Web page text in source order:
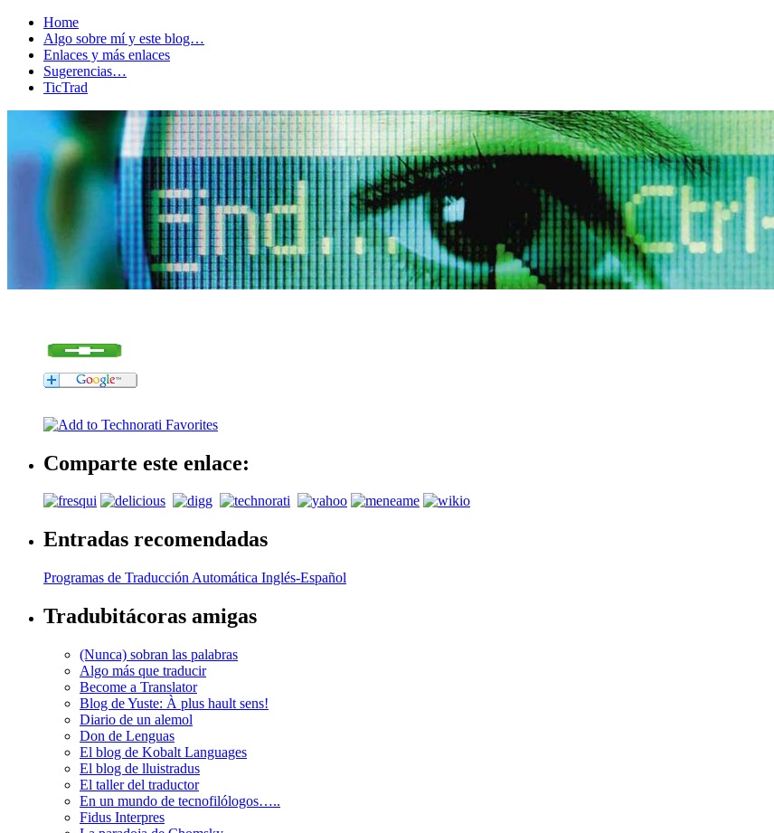
Home
Algo sobre mí y este blog…
Enlaces y más enlaces
Sugerencias…
TicTrad
Comparte este enlace:
Entradas recomendadas
Programas de Traducción Automática Inglés-Español
Tradubitácoras amigas
(Nunca) sobran las palabras
Algo más que traducir
Become a Translator
Blog de Yuste: À plus hault sens!
Diario de un alemol
Don de Lenguas
El blog de Kobalt Languages
El blog de lluistradus
El taller del traductor
En un mundo de tecnofilólogos…..
Fidus Interpres